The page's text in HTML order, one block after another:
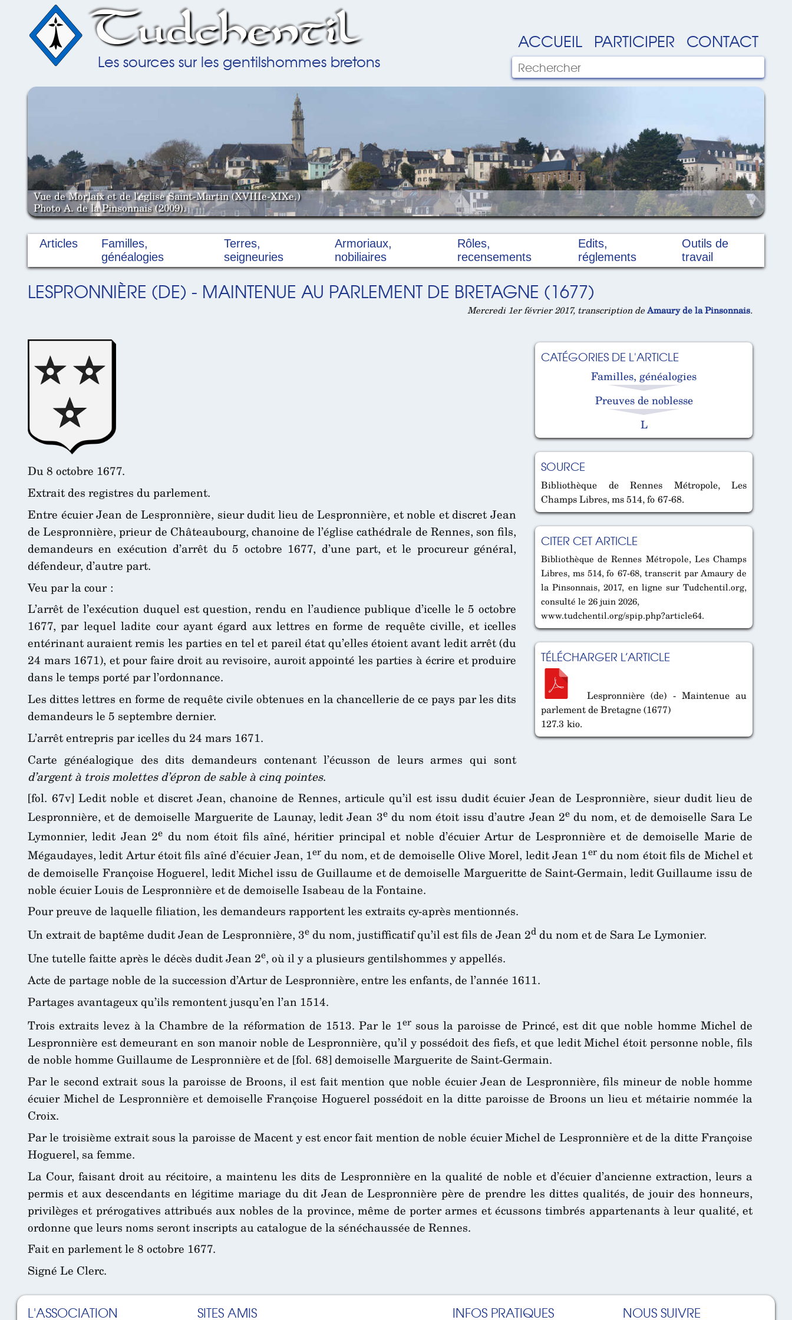
Tudchentil
Les sources sur les gentilshommes bretons
ACCUEIL PARTICIPER CONTACT
Vue de Morlaix et de l'église Saint-Martin (XVIIIe-XIXe.)
Photo A. de la Pinsonnais (2009).
Articles
Familles,
généalogies
Terres,
seigneuries
Armoriaux,
nobiliaires
Rôles,
recensements
Edits,
réglements
Outils de
travail
LESPRONNIÈRE (DE) - MAINTENUE AU PARLEMENT DE BRETAGNE (1677)
Mercredi 1er février 2017, transcription deAmaury de la Pinsonnais.
CATÉGORIES DE L'ARTICLE
Familles, généalogies
Preuves de noblesse
L
SOURCE
Bibliothèque de Rennes Métropole, Les
Champs Libres, ms 514, fo 67-68.
CITER CET ARTICLE
Bibliothèque de Rennes Métropole, Les Champs
Libres, ms 514, fo 67-68, transcrit par Amaury de
la Pinsonnais, 2017, en ligne sur Tudchentil.org,
consulté le 26 juin 2026,
www.tudchentil.org/spip.php?article64.
TÉLÉCHARGER L’ARTICLE
Lespronnière (de) - Maintenue au
parlement de Bretagne (1677)
127.3 kio.
Du 8 octobre 1677.
Extrait des registres du parlement.
Entre écuier Jean de Lespronnière, sieur dudit lieu de Lespronnière, et noble et discret Jean
de Lespronnière, prieur de Châteaubourg, chanoine de l’église cathédrale de Rennes, son fils,
demandeurs en exécution d’arrêt du 5 octobre 1677, d’une part, et le procureur général,
défendeur, d’autre part.
Veu par la cour :
L’arrêt de l’exécution duquel est question, rendu en l’audience publique d’icelle le 5 octobre
1677, par lequel ladite cour ayant égard aux lettres en forme de requête civille, et icelles
entérinant auraient remis les parties en tel et pareil état qu’elles étoient avant ledit arrêt (du
24 mars 1671), et pour faire droit au revisoire, auroit appointé les parties à écrire et produire
dans le temps porté par l’ordonnance.
Les dittes lettres en forme de requête civile obtenues en la chancellerie de ce pays par les dits
demandeurs le 5 septembre dernier.
L’arrêt entrepris par icelles du 24 mars 1671.
Carte généalogique des dits demandeurs contenant l’écusson de leurs armes qui sont
d’argent à trois molettes d’épron de sable à cinq pointes.
[fol. 67v] Ledit noble et discret Jean, chanoine de Rennes, articule qu’il est issu dudit écuier Jean de Lespronnière, sieur dudit lieu de
Lespronnière, et de demoiselle Marguerite de Launay, ledit Jean 3edu nom étoit issu d’autre Jean 2edu nom, et de demoiselle Sara Le
Lymonnier, ledit Jean 2e du nom étoit fils aîné, héritier principal et noble d’écuier Artur de Lespronnière et de demoiselle Marie de
Mégaudayes, ledit Artur étoit fils aîné d’écuier Jean, 1erdu nom, et de demoiselle Olive Morel, ledit Jean 1erdu nom étoit fils de Michel et
de demoiselle Françoise Hoguerel, ledit Michel issu de Guillaume et de demoiselle Margueritte de Saint-Germain, ledit Guillaume issu de
noble écuier Louis de Lespronnière et de demoiselle Isabeau de la Fontaine.
Pour preuve de laquelle filiation, les demandeurs rapportent les extraits cy-après mentionnés.
Un extrait de baptême dudit Jean de Lespronnière, 3e du nom, justifficatif qu’il est fils de Jean 2d du nom et de Sara Le Lymonier.
Une tutelle faitte après le décès dudit Jean 2e, où il y a plusieurs gentilshommes y appellés.
Acte de partage noble de la succession d’Artur de Lespronnière, entre les enfants, de l’année 1611.
Partages avantageux qu’ils remontent jusqu’en l’an 1514.
Trois extraits levez à la Chambre de la réformation de 1513. Par le 1ersous la paroisse de Princé, est dit que noble homme Michel de
Lespronnière est demeurant en son manoir noble de Lespronnière, qu’il y possédoit des fiefs, et que ledit Michel étoit personne noble, fils
de noble homme Guillaume de Lespronnière et de [fol. 68] demoiselle Marguerite de Saint-Germain.
Par le second extrait sous la paroisse de Broons, il est fait mention que noble écuier Jean de Lespronnière, fils mineur de noble homme
écuier Michel de Lespronnière et demoiselle Françoise Hoguerel possédoit en la ditte paroisse de Broons un lieu et métairie nommée la
Croix.
Par le troisième extrait sous la paroisse de Macent y est encor fait mention de noble écuier Michel de Lespronnière et de la ditte Françoise
Hoguerel, sa femme.
La Cour, faisant droit au récitoire, a maintenu les dits de Lespronnière en la qualité de noble et d’écuier d’ancienne extraction, leurs a
permis et aux descendants en légitime mariage du dit Jean de Lespronnière père de prendre les dittes qualités, de jouir des honneurs,
privilèges et prérogatives attribués aux nobles de la province, même de porter armes et écussons timbrés appartenants à leur qualité, et
ordonne que leurs noms seront inscripts au catalogue de la sénéchaussée de Rennes.
Fait en parlement le 8 octobre 1677.
Signé Le Clerc.
L'ASSOCIATION SITES AMIS INFOS PRATIQUES NOUS SUIVRE